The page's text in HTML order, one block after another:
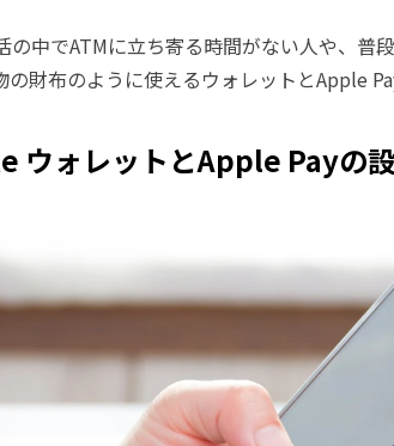
の中でATMに立ち寄る時間がない人や、普
の財布のように使えるウォレットとApple
ウォレットとApple Payの